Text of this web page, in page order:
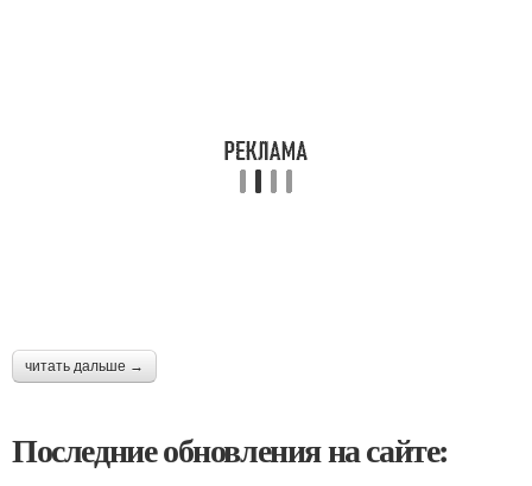
читать дальше →
Последние обновления на сайте: